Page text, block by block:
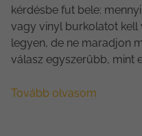
kérdésbe fut bele:
vagy vinyl burkolatot kell
legyen, de ne maradjon
válasz egyszerűbb, mint
Tovább olvasom